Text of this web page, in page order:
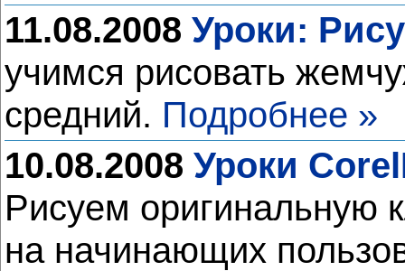
11.08.2008 Уроки:
учимся рисовать
средний. Подробнее »
10.08.2008 Уроки
Рисуем оригинальную
на начинающих